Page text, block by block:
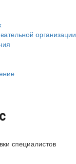
организации
специалистов